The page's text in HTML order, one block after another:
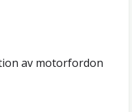
av motorfordon